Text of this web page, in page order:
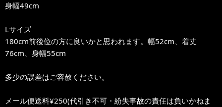
身幅49cm
Lサイズ
180cm前後位の方に良いかと思われます。幅52cm、着丈
76cm、身幅55cm
多少の誤差はご容赦ください。
メール便送料¥250(代引き不可・紛失事故の責任は負いかねま